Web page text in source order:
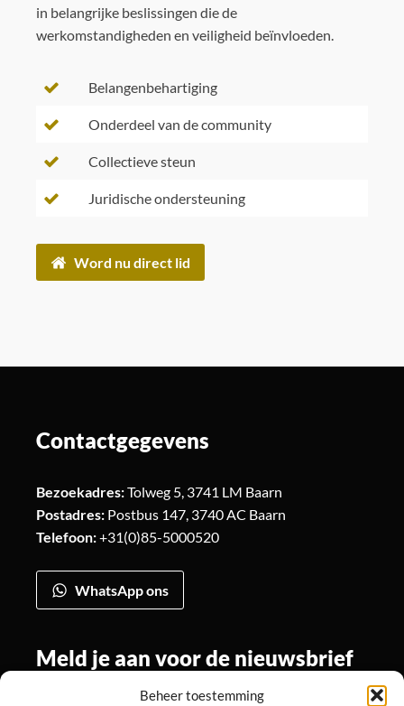
Beheer toestemming
in belangrijke beslissingen die de
werkomstandigheden en veiligheid beïnvloeden.
Belangenbehartiging
Onderdeel van de community
Collectieve steun
Juridische ondersteuning
Word nu direct lid
Contactgegevens
Bezoekadres:Tolweg 5, 3741 LM Baarn
Postadres: Postbus 147, 3740 AC Baarn
Telefoon:+31(0)85-5000520
WhatsApp ons
Meld je aan voor de nieuwsbrief